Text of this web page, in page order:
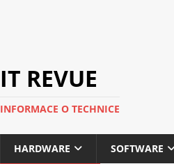
IT REVUE
INFORMACE O TECHNICE
HARDWARE SOFTWARE